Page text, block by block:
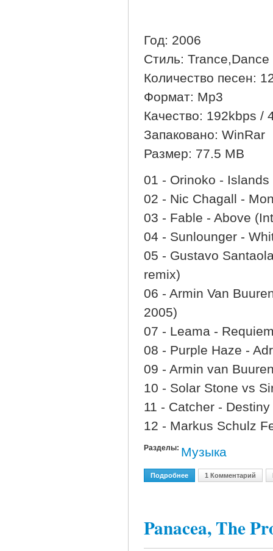
Год: 2006
Стиль: Trance,Dance
Количество песен:
Формат: Mp3
Качество: 192kbps /
Запаковано: WinRar
Размер: 77.5 MB
01 - Orinoko -
02 - Nic Chagall -
03 - Fable - Above
04 - Sunlounger -
05 - Gustavo
remix)
06 - Armin Van
2005)
07 - Leama -
08 - Purple Haze -
09 - Armin van
10 - Solar Stone vs
11 - Catcher -
12 - Markus Schulz
Разделы: Музыка
Подробнее О Best Of ClubVolume
1 Комментарий
Panacea, The